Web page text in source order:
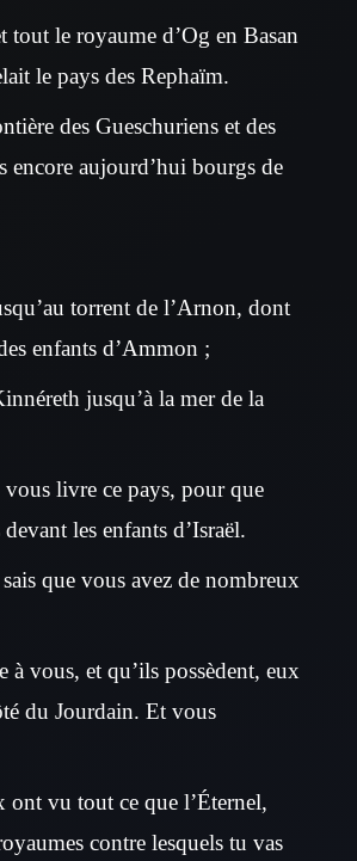
tout le royaume d’Og en Basan
le pays des Rephaïm.
des Gueschuriens et des
encore aujourd’hui bourgs de
torrent de l’Arnon, dont
enfants d’Ammon ;
jusqu’à la mer de la
livre ce pays, pour que
les enfants d’Israël.
que vous avez de nombreux
à vous, et qu’ils possèdent, eux
du Jourdain. Et vous
ont vu tout ce que l’Éternel,
contre lesquels tu vas